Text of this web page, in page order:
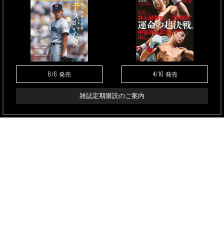
8/6 発売 4/16 発売
雑誌定期購読のご案内